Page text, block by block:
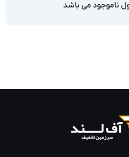
ناموجود می باشد